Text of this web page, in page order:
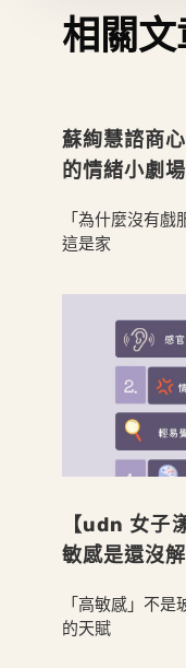
相關文
蘇絢慧諮商
的情緒小劇場
「為什麼沒有戲
這是家
【udn 女子
敏感是還沒
「高敏感」不
的天賦